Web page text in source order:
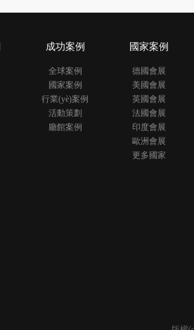
成功案例
全球案例
國家案例
行業(yè)案例
活動策劃
廳館案例
國家案例
德國會展
美國會展
英國會展
法國會展
印度會展
歐洲會展
更多國家